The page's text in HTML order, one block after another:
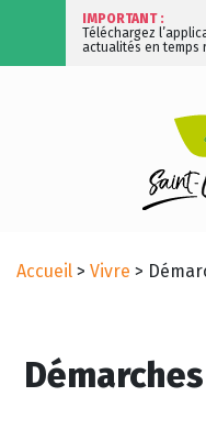
IMPORTANT :
Téléchargez
actualités en temps
Accueil > Vivre >